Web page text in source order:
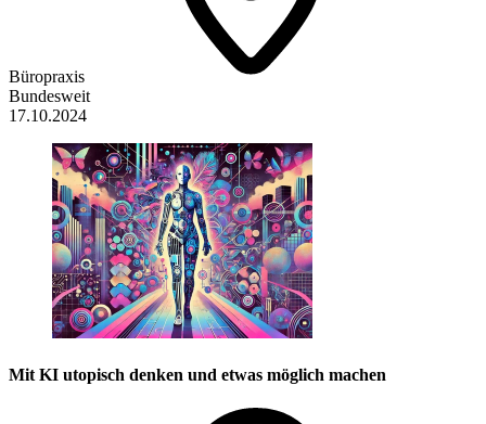
Büropraxis
Bundesweit
17.10.2024
Mit KI utopisch denken und etwas möglich machen